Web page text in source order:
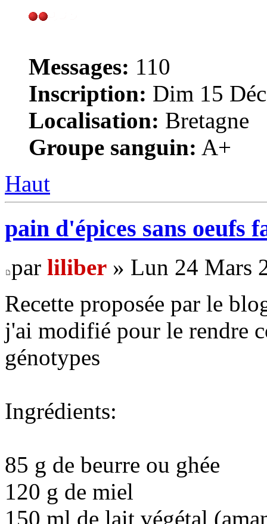
Messages: 110
Inscription: Dim 15
Localisation: Bretagne
Groupe sanguin: A+
Haut
pain d'épices sans oeufs
par liliber » Lun 24 Mars
Recette proposée par le
j'ai modifié pour le rendre
génotypes
Ingrédients:
85 g de beurre ou ghée
120 g de miel
150 ml de lait végétal